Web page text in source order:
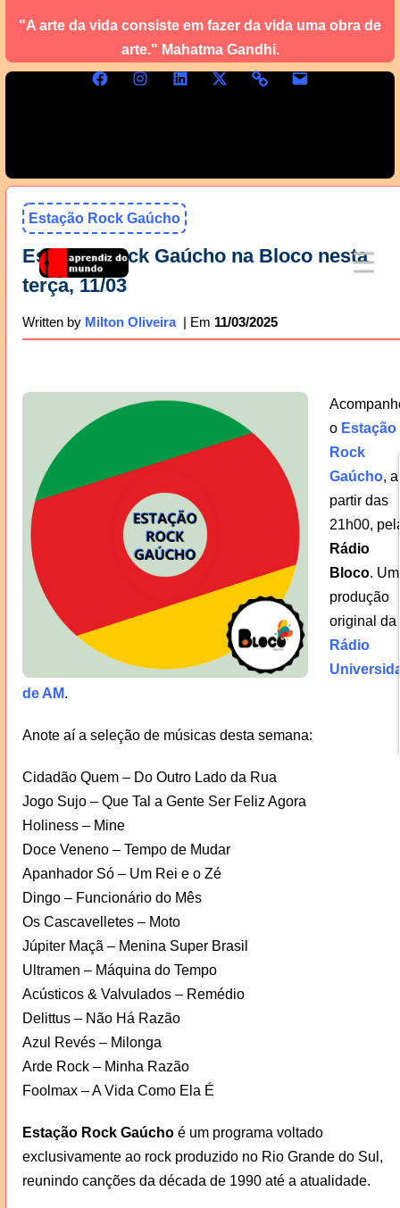
"A arte da vida consiste em fazer da vida uma obra de
arte." Mahatma Gandhi.
Estação Rock Gaúcho
Estação Rock Gaúcho na Bloco nesta
terça, 11/03
Written by Milton Oliveira 11/03/2025
o Estação
Rock
Gaúcho, a
partir das
21h00,
Rádio
Bloco.
produção
original da
Rádio
de AM.
Anote aí a seleção de músicas desta semana:
Cidadão Quem – Do Outro Lado da Rua
Jogo Sujo – Que Tal a Gente Ser Feliz Agora
Holiness – Mine
Doce Veneno – Tempo de Mudar
Apanhador Só – Um Rei e o Zé
Dingo – Funcionário do Mês
Os Cascavelletes – Moto
Júpiter Maçã – Menina Super Brasil
Ultramen – Máquina do Tempo
Acústicos & Valvulados – Remédio
Delittus – Não Há Razão
Azul Revés – Milonga
Arde Rock – Minha Razão
Foolmax – A Vida Como Ela É
Estação Rock Gaúchoé um programa voltado
exclusivamente ao rock produzido no Rio Grande do Sul,
reunindo canções da década de 1990 até a atualidade.